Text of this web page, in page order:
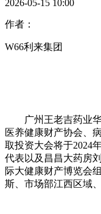
2026-05-15 10:00
作者：
W66利来集团
广州王老吉药业华
医养健康财产协会、
取投资大会将于2024
代表以及昌昌大药房
际大健康财产博览会
斯、市场部江西区域